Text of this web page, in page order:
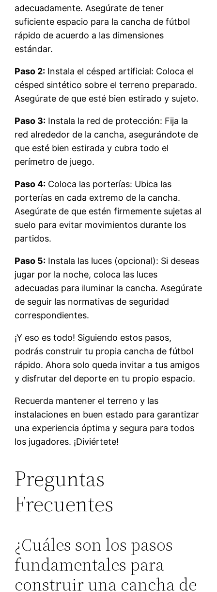
adecuadamente. Asegúrate de tener
suficiente espacio para la cancha de fútbol
rápido de acuerdo a las dimensiones
estándar.
Paso 2: Instala el césped artificial: Coloca el
césped sintético sobre el terreno preparado.
Asegúrate de que esté bien estirado y sujeto.
Paso 3: Instala la red de protección: Fija la
red alrededor de la cancha, asegurándote de
que esté bien estirada y cubra todo el
perímetro de juego.
Paso 4: Coloca las porterías: Ubica las
porterías en cada extremo de la cancha.
Asegúrate de que estén firmemente sujetas al
suelo para evitar movimientos durante los
partidos.
Paso 5: Instala las luces (opcional): Si deseas
jugar por la noche, coloca las luces
adecuadas para iluminar la cancha. Asegúrate
de seguir las normativas de seguridad
correspondientes.
¡Y eso es todo! Siguiendo estos pasos,
podrás construir tu propia cancha de fútbol
rápido. Ahora solo queda invitar a tus amigos
y disfrutar del deporte en tu propio espacio.
Recuerda mantener el terreno y las
instalaciones en buen estado para garantizar
una experiencia óptima y segura para todos
los jugadores. ¡Diviértete!
Preguntas
Frecuentes
¿Cuáles son los pasos
fundamentales para
construir una cancha de